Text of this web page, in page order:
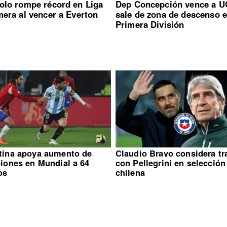
rompe récord en Liga
al vencer a Everton
Dep Concepción vence a
sale de zona de descenso
Primera División
apoya aumento de
en Mundial a 64
Claudio Bravo considera
con Pellegrini en selección
chilena